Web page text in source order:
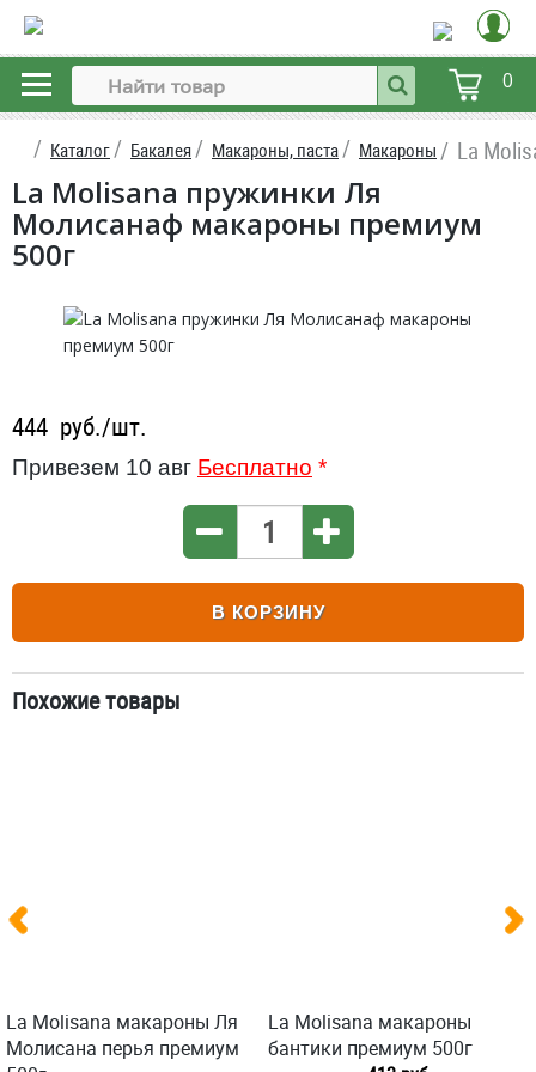
0
Каталог Бакалея Макароны, паста Макароны La
La Molisana пружинки Ля
Молисанаф макароны премиум
500г
444 руб./шт.
Привезем 10 авг Бесплатно *
В КОРЗИНУ
Похожие товары
La Molisana макароны Ля
Молисана перья премиум
La Molisana макароны
бантики премиум 500г